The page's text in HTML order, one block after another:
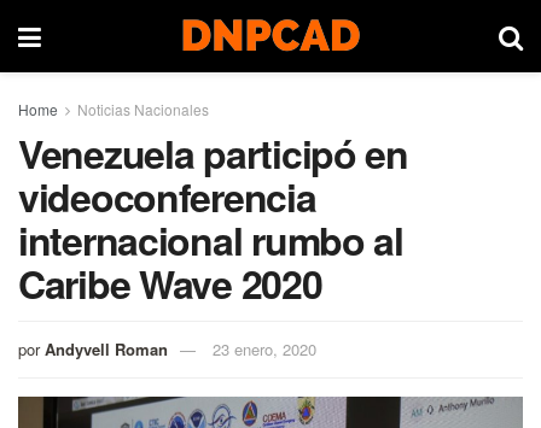
Home Noticias Nacionales
Venezuela participó en
videoconferencia
internacional rumbo al
Caribe Wave 2020
por Andyvell Roman 23 enero, 2020